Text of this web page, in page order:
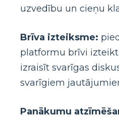
uzvedību un cieņu
Brīva izteiksme:
platformu brīvi izteikt
izraisīt svarīgas
svarīgiem
Panākumu